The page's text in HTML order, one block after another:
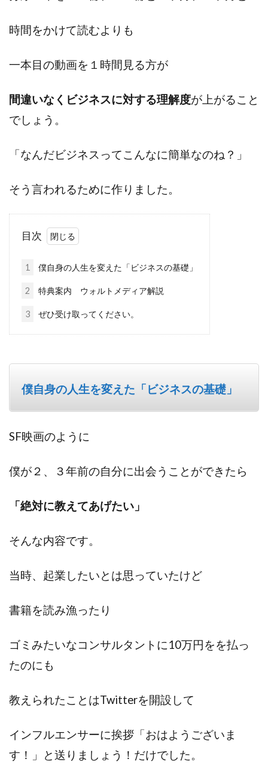
時間をかけて読むよりも
一本目の動画を１時間見る方が
間違いなくビジネスに対する理解度が上がること
でしょう。
「なんだビジネスってこんなに簡単なのね？」
そう言われるために作りました。
目次
1 僕自身の人生を変えた「ビジネスの基礎」
2 特典案内 ウォルトメディア解説
3 ぜひ受け取ってください。
僕自身の人生を変えた「ビジネスの基礎」
SF映画のように
僕が２、３年前の自分に出会うことができたら
「絶対に教えてあげたい」
そんな内容です。
当時、起業したいとは思っていたけど
書籍を読み漁ったり
ゴミみたいなコンサルタントに10万円をを払っ
たのにも
教えられたことはTwitterを開設して
インフルエンサーに挨拶「おはようございま
す！」と送りましょう！だけでした。